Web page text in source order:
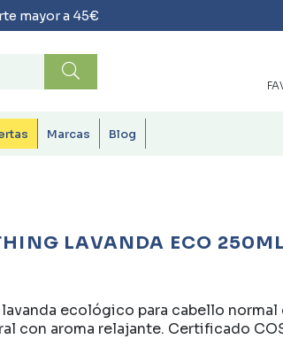
mayor a 45€
Marcas Blog
LAVANDA ECO
ecológico para cabello
con aroma relajante. Certificado